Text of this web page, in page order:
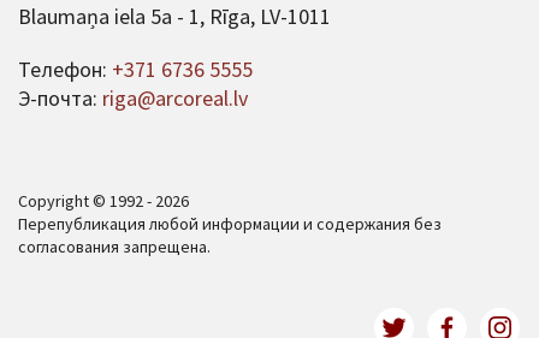
Blaumaņa iela 5a - 1, Rīga, LV-1011
Телефон: +371 6736 5555
Э-почта: riga@arcoreal.lv
Copyright © 1992 - 2026
Перепубликация любой информации и содержания без
согласования запрещена.